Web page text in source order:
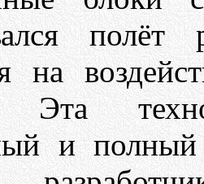
на
Эта
и полный